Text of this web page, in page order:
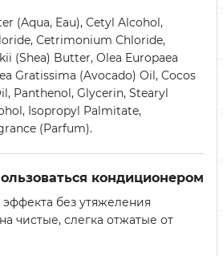
(Aqua, Eau), Cetyl Alcohol,
Cetrimonium Chloride,
(Shea) Butter, Olea Europaea
Gratissima (Avocado) Oil, Cocos
Panthenol, Glycerin, Stearyl
Isopropyl Palmitate,
(Parfum).
кондиционером
без утяжеления
чистые, слегка отжатые от